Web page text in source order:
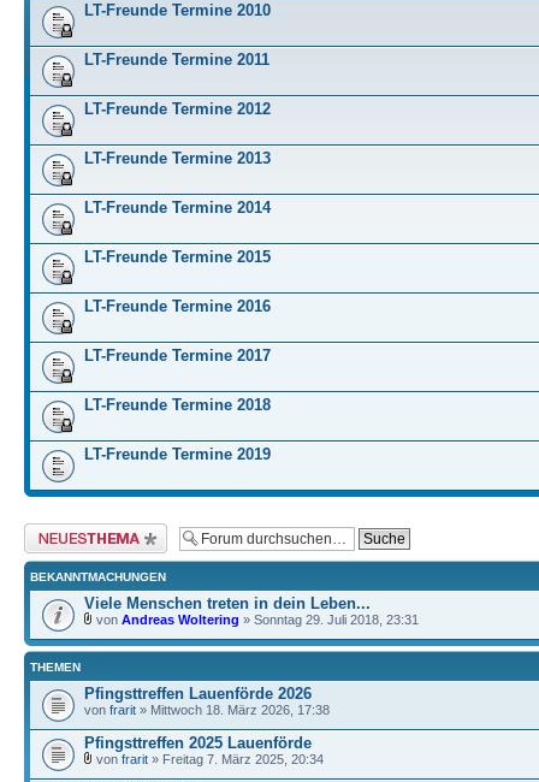
LT-Freunde Termine 2010
LT-Freunde Termine 2011
LT-Freunde Termine 2012
LT-Freunde Termine 2013
LT-Freunde Termine 2014
LT-Freunde Termine 2015
LT-Freunde Termine 2016
LT-Freunde Termine 2017
LT-Freunde Termine 2018
LT-Freunde Termine 2019
Neues Thema erstellen
BEKANNTMACHUNGEN
Viele Menschen treten in dein Leben...
von Andreas Woltering » Sonntag 29. Juli 2018, 23:31
THEMEN
Pfingsttreffen Lauenförde 2026
von frarit » Mittwoch 18. März 2026, 17:38
Pfingsttreffen 2025 Lauenförde
von frarit » Freitag 7. März 2025, 20:34